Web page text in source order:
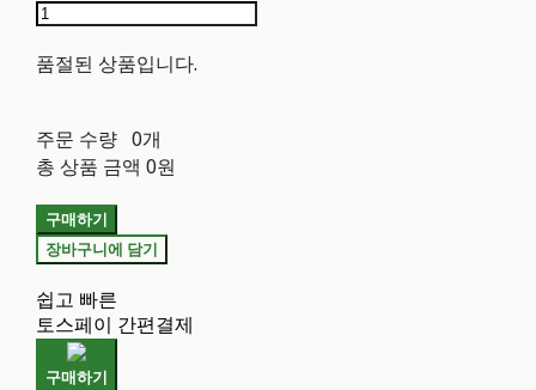
품절된 상품입니다.
주문 수량 0개
총 상품 금액 0원
구매하기
장바구니에 담기
쉽고 빠른
토스페이 간편결제
구매하기